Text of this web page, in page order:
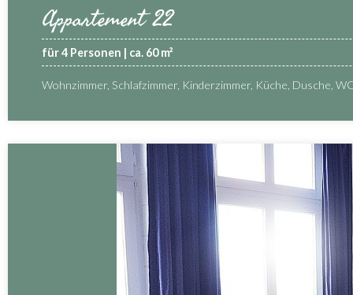
Appartement 22
für 4 Personen | ca. 60 m²
Wohnzimmer, Schlafzimmer, Kinderzimmer, Küche, Dusche,